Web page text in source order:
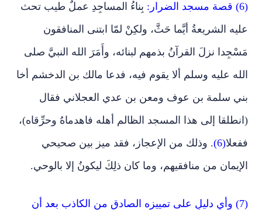
(6) قصة مسجد الضرار:
بِناءُ المساجِدِ عملٌ طيب تحث
عليه الشريعةُ أيَّما حَثَّ، ولكِنْ لمّا ابتنى المنافقون
مَسْجِدا نزلَ القرآنُ بذمهم لبنائه، وأَمَرَ الله النبيَّ صلى
الله عليه وسلم ألا يقوم فيه، فدعا مالك بن الدخشم أخا
بني سلمة بن عوف ومعن بن عدي العجلاني فقال
(انطلقا إلى هذا المسجد الظالم أهله فاهدماهُ وحرِّقاه)،
ففعلا(6)
. وذلك من الإعجاز، فقد ميز بين صحيحي
الإيمان من منافقيهم، وما كان ذلِكَ ليكونُ إلا بالوحي.
(7) وأي دليلٍ على تمييزه الصادق من الكاذب بعد أن